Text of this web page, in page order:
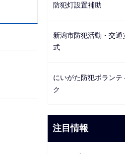
防犯灯設置補助
新潟市防犯活動・交
式
にいがた防犯ボランテ
ク
注目情報